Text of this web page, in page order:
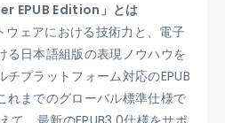
EPUB Edition」とは
ウェアにおける技術力と、電子
る日本語組版の表現ノウハウを
プラットフォーム対応のEPUB
れまでのグローバル標準仕様で